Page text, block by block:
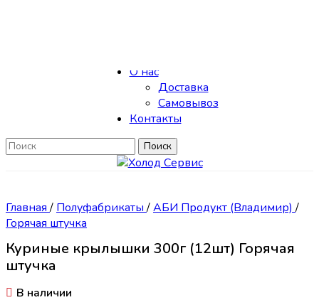
О нас
Доставка
Самовывоз
Контакты
Поиск
Главная/ Полуфабрикаты/АБИ Продукт (Владимир)/
Горячая штучка
Куриные крылышки 300г (12шт) Горячая
штучка
В наличии